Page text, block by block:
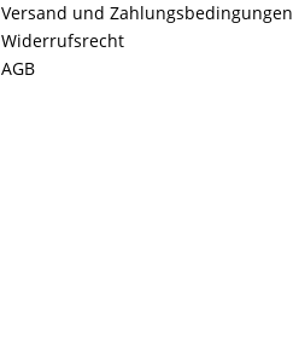
Versand und Zahlungsbedingungen
Widerrufsrecht
AGB